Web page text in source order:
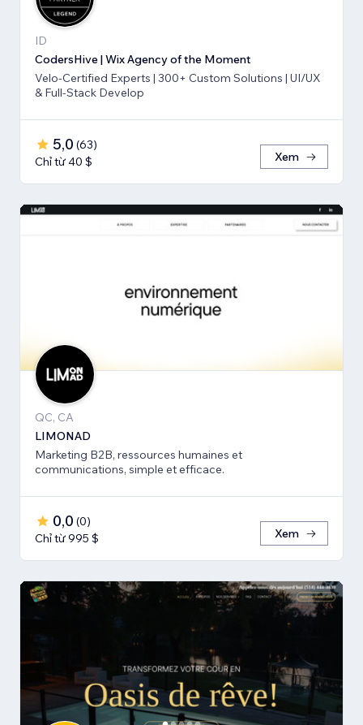
ID
CodersHive | Wix Agency of the Moment
Velo-Certified Experts | 300+ Custom Solutions | UI/UX
& Full-Stack Develop
5,0 (63)
Chỉ từ 40 $
Xem
QC, CA
LIMONAD
Marketing B2B, ressources humaines et
communications, simple et efficace.
0,0 (0)
Chỉ từ 995 $
Xem